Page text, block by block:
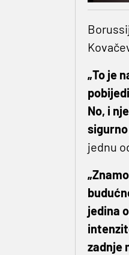
„To je
No, i
jednu
jedina
zadnje